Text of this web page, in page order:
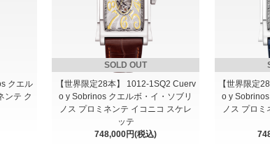
クエル
ンテ ク
SOLD OUT
【世界限定28本】 1012-1SQ2 Cuerv
o y Sobrinos クエルボ・イ・ソブリ
ノス プロミネンテ イコニコ スケレ
ッテ
748,000円(税込)
【世界限定
o y
ノス プロミ